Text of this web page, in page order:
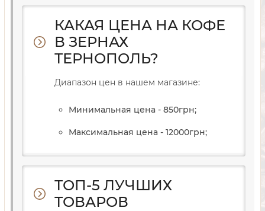
КАКАЯ ЦЕНА НА КОФЕ
В ЗЕРНАХ
ТЕРНОПОЛЬ?
Диапазон цен в нашем магазине:
Минимальная цена - 850грн;
Максимальная цена - 12000грн;
ТОП-5 ЛУЧШИХ
ТОВАРОВ